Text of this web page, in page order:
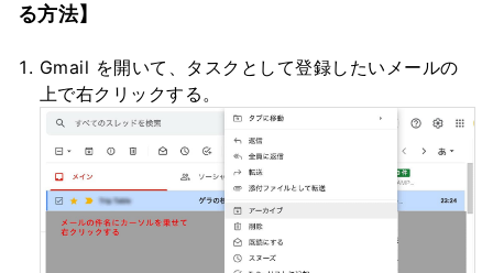
る方法】
Gmail を開いて、タスクとして登録したいメールの
上で右クリックする。